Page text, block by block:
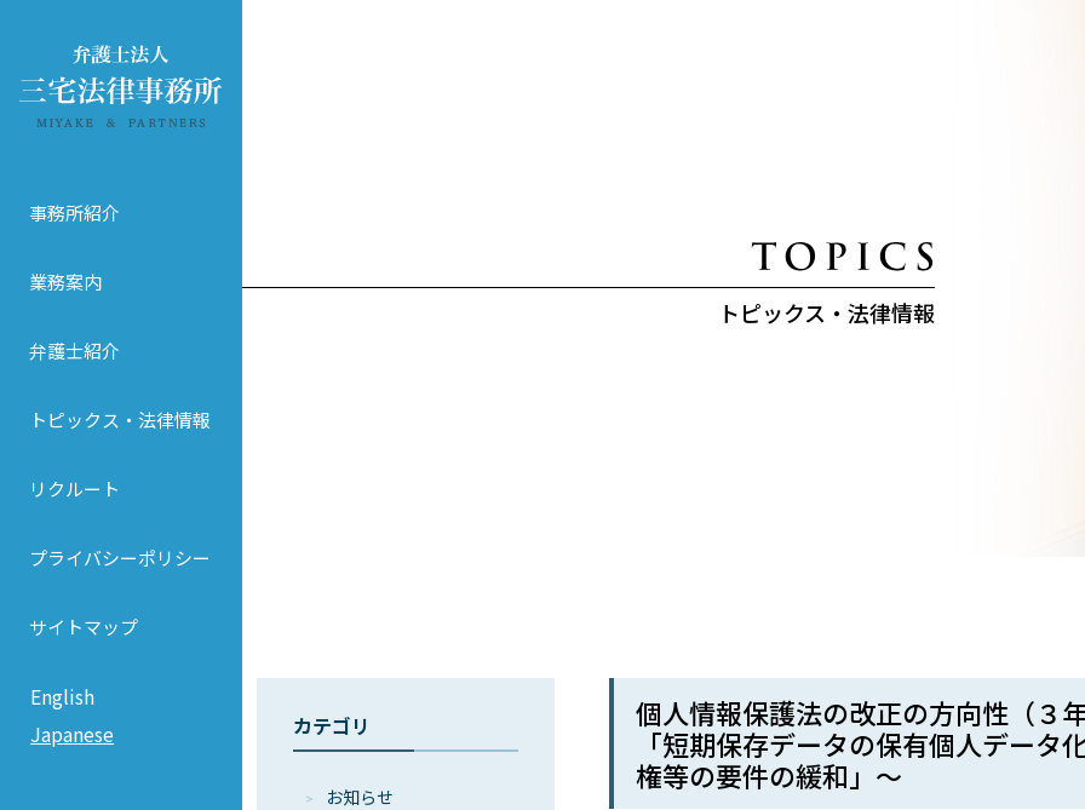
事務所紹介
業務案内
弁護士紹介
トピックス・法律情報
リクルート
プライバシーポリシー
サイトマップ
English
Japanese
トピックス・法律情報
カテゴリ
お知らせ
個人情報保護法の改正の方向性（３
「短期保存データの保有個人デー
権等の要件の緩和」〜